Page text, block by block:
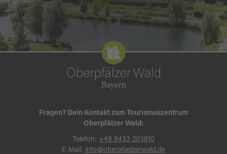
Fragen? Dein Kontakt zum Tourismuszentrum
Oberpfälzer Wald:
Telefon: +49 9433 203810
E-Mail: info@oberpfaelzerwald.de